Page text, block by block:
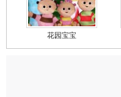
花园宝宝